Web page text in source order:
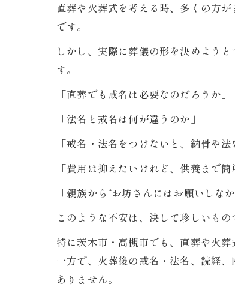
直葬や火葬式を考える時、多くの方
です。
しかし、実際に葬儀の形を決めよう
す。
「直葬でも戒名は必要なのだろうか」
「法名と戒名は何が違うのか」
「戒名・法名をつけないと、納骨や
「費用は抑えたいけれど、供養まで
「親族から“お坊さんにはお願いしな
このような不安は、決して珍しいもの
特に茨木市・高槻市でも、直葬や火
一方で、火葬後の戒名・法名、読経
ありません。